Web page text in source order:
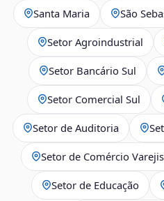
Santa Maria São
Setor Agroindustrial
Setor Bancário Sul
Setor Comercial Sul
Setor de Auditoria
Setor de Comércio
Setor de Educação